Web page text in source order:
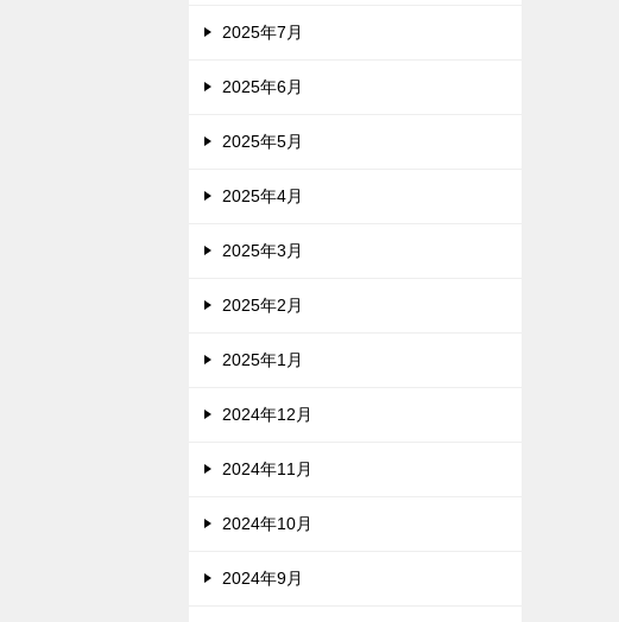
2025年7月
2025年6月
2025年5月
2025年4月
2025年3月
2025年2月
2025年1月
2024年12月
2024年11月
2024年10月
2024年9月